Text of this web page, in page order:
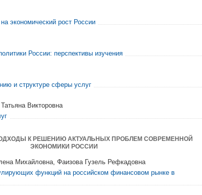
экономический рост России
России: перспективы изучения
и структуре сферы услуг
Викторовна
К РЕШЕНИЮ АКТУАЛЬНЫХ ПРОБЛЕМ СОВРЕМЕННОЙ
ЭКОНОМИКИ РОССИИ
Михайловна, Фаизова Гузель Рефкадовна
функций на российском финансовом рынке в